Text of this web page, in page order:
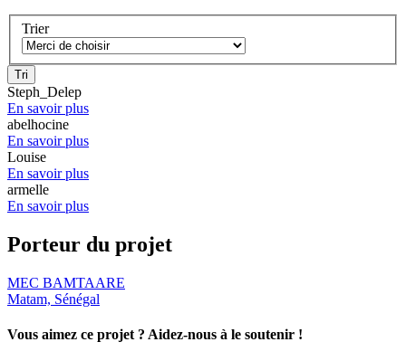
Trier
Steph_Delep
En savoir plus
abelhocine
En savoir plus
Louise
En savoir plus
armelle
En savoir plus
Porteur du projet
MEC BAMTAARE
Matam, Sénégal
Vous aimez ce projet ? Aidez-nous à le soutenir !